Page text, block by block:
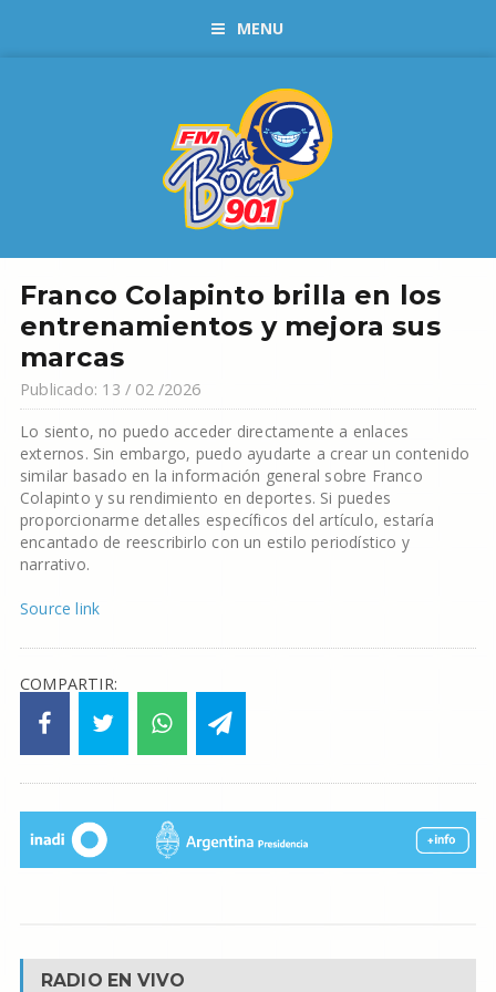
MENU
Franco Colapinto brilla en los
entrenamientos y mejora sus
marcas
Publicado: 13 / 02 /2026
Lo siento, no puedo acceder directamente a enlaces
externos. Sin embargo, puedo ayudarte a crear un contenido
similar basado en la información general sobre Franco
Colapinto y su rendimiento en deportes. Si puedes
proporcionarme detalles específicos del artículo, estaría
encantado de reescribirlo con un estilo periodístico y
narrativo.
Source link
COMPARTIR:
RADIO EN VIVO